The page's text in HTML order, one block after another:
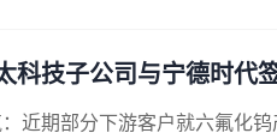
科技子公司与宁德时代
：近期部分下游客户就六氟化